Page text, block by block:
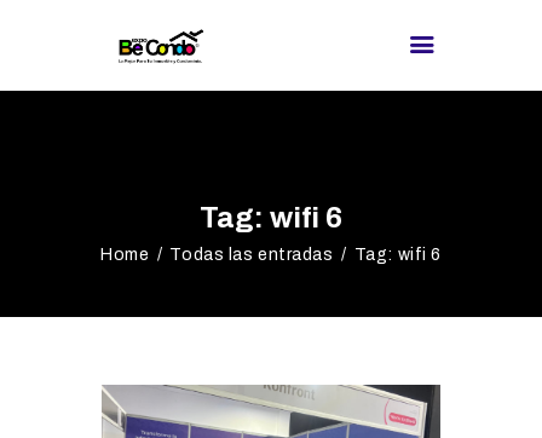
Tag: wifi 6
Home Todas las entradas Tag: wifi 6
PROVEEDORES
¿BUSCAS
BLOG
REDES